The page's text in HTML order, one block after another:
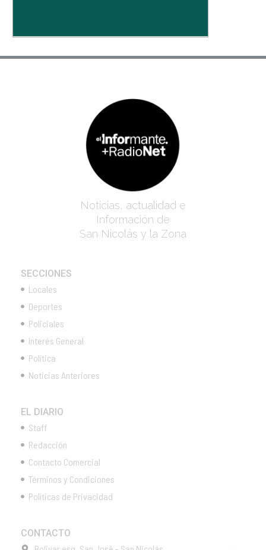
Noticias, actualidad e
Información de
San Nicolás y la Zona
SECCIONES
Locales
Deportes
Policiales
Interés General
Política
Noticias Anteriores
EL DIARIO
Staff
Redacción
Contacto Comercial
Términos y Condiciones
Políticas de Privacidad
CONTACTO